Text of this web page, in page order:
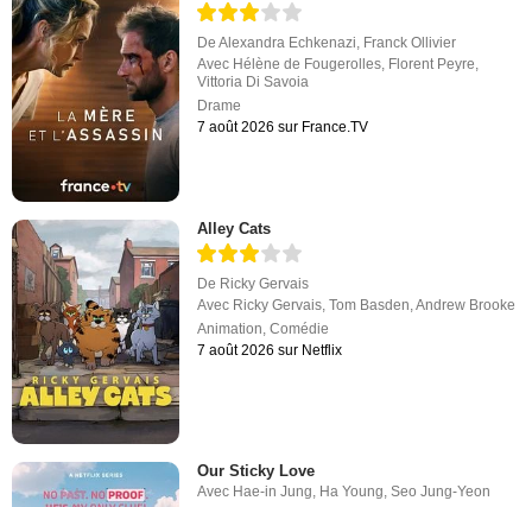
DeAlexandra Echkenazi, Franck Ollivier
Avec Hélène de Fougerolles, Florent Peyre,
Vittoria Di Savoia
Drame
7 août 2026 sur France.TV
Alley Cats
De Ricky Gervais
Avec Ricky Gervais,Tom Basden,Andrew Brooke
Animation,Comédie
7 août 2026 sur Netflix
Our Sticky Love
Avec Hae-in Jung Ha Young ,Seo Jung-Yeon